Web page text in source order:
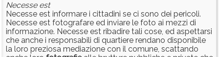
Necesse est
Necesse est informare i cittadini se ci sono dei pericoli.
Necesse est fotografare ed inviare le foto ai mezzi di
informazione. Necesse est ribadire tali cose, ed aspettarsi
che anche i responsabili di quartiere rendano disponibile
la loro preziosa mediazione con il comune, scattando